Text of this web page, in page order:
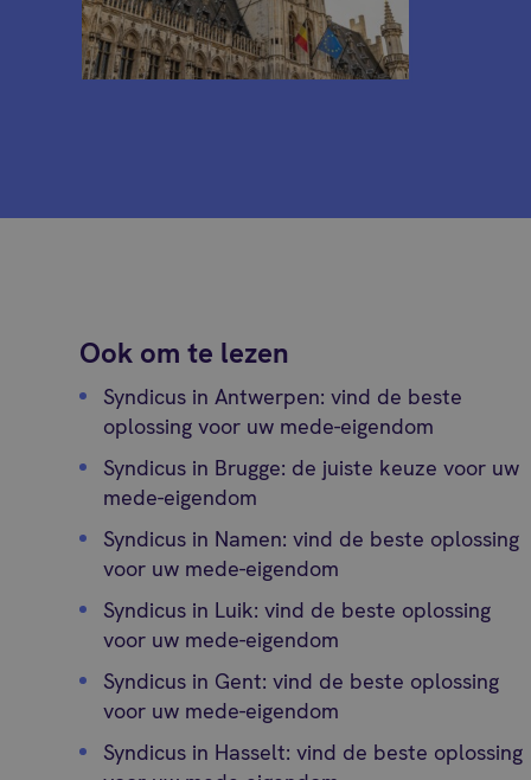
Ook om te lezen
Syndicus in Antwerpen: vind de beste
oplossing voor uw mede-eigendom
Syndicus in Brugge: de juiste keuze voor uw
mede-eigendom
Syndicus in Namen: vind de beste oplossing
voor uw mede-eigendom
Syndicus in Luik: vind de beste oplossing
voor uw mede-eigendom
Syndicus in Gent: vind de beste oplossing
voor uw mede-eigendom
Syndicus in Hasselt: vind de beste oplossing